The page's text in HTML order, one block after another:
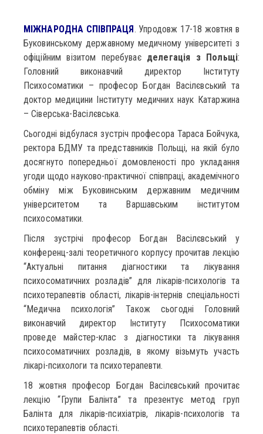
МІЖНАРОДНА СПІВПРАЦЯ. Упродовж 17-18 жовтня в
Буковинському державному медичному університеті з
офіційним візитом перебуває делегація з Польщі:
Головний виконавчий директор Інституту
Психосоматики – професор Богдан Васілєвський та
доктор медицини Інституту медичних наук Катаржина
– Сіверська-Васілєвська.
Сьогодні відбулася зустріч професора Тараса Бойчука,
ректора БДМУ та представників Польщі, на якій було
досягнуто попередньої домовленості про укладання
угоди щодо науково-практичної співпраці, академічного
обміну між Буковинським державним медичним
університетом та Варшавським інститутом
психосоматики.
Після зустрічі професор Богдан Васілєвський у
конференц-залі теоретичного корпусу прочитав лекцію
“Актуальні питання діагностики та лікування
психосоматичних розладів” для лікарів-психологів та
психотерапевтів області, лікарів-інтернів спеціальності
“Медична психологія” Також сьогодні Головний
виконавчий директор Інституту Психосоматики
проведе майстер-клас з діагностики та лікування
психосоматичних розладів, в якому візьмуть участь
лікарі-психологи та психотерапевти.
18 жовтня професор Богдан Васілєвський прочитає
лекцію “Групи Балінта” та презентує метод груп
Балінта для лікарів-психіатрів, лікарів-психологів та
психотерапевтів області.